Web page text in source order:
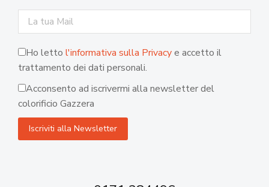
Ho letto l'informativa sulla Privacye accetto il
trattamento dei dati personali.
Acconsento ad iscrivermi alla newsletter del
colorificio Gazzera